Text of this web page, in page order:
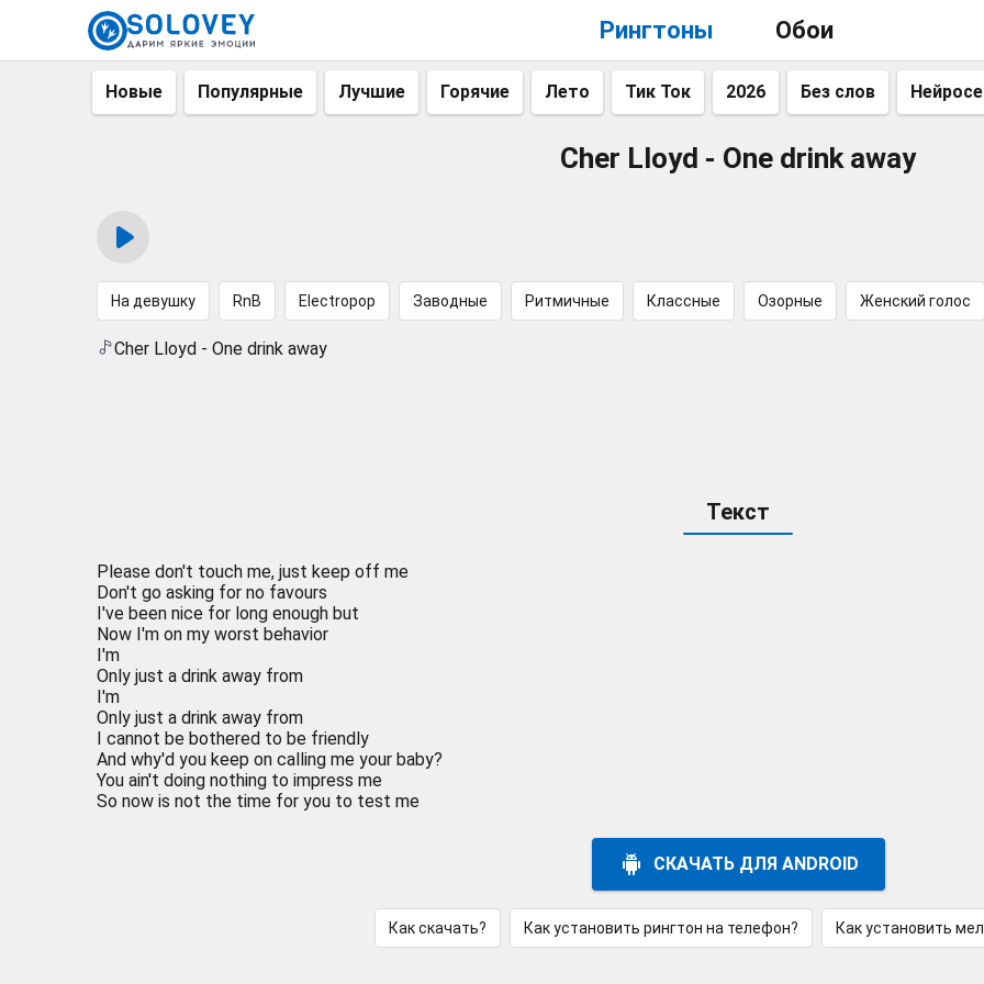
Рингтоны Обои
Новые Популярные Лучшие Горячие Лето Тик Ток 2026 Без слов
Cher Lloyd - One drink away
На девушку RnB Electropop Заводные Ритмичные Классные Озорные Женский голос
Cher Lloyd - One drink away
Текст
Please don't touch me, just keep off me
Don't go asking for no favours
I've been nice for long enough but
Now I'm on my worst behavior
I'm
Only just a drink away from
I'm
Only just a drink away from
I cannot be bothered to be friendly
And why'd you keep on calling me your baby?
You ain't doing nothing to impress me
So now is not the time for you to test me
СКАЧАТЬ ДЛЯ ANDROID
Как скачать? Как установить рингтон на телефон? Как установить